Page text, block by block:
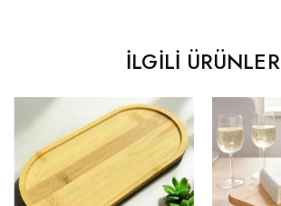
İLGILI ÜRÜNLER